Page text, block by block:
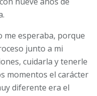
me esperaba, porque
junto a mi
cuidarla y tenerle
momentos el carácter
diferente era el